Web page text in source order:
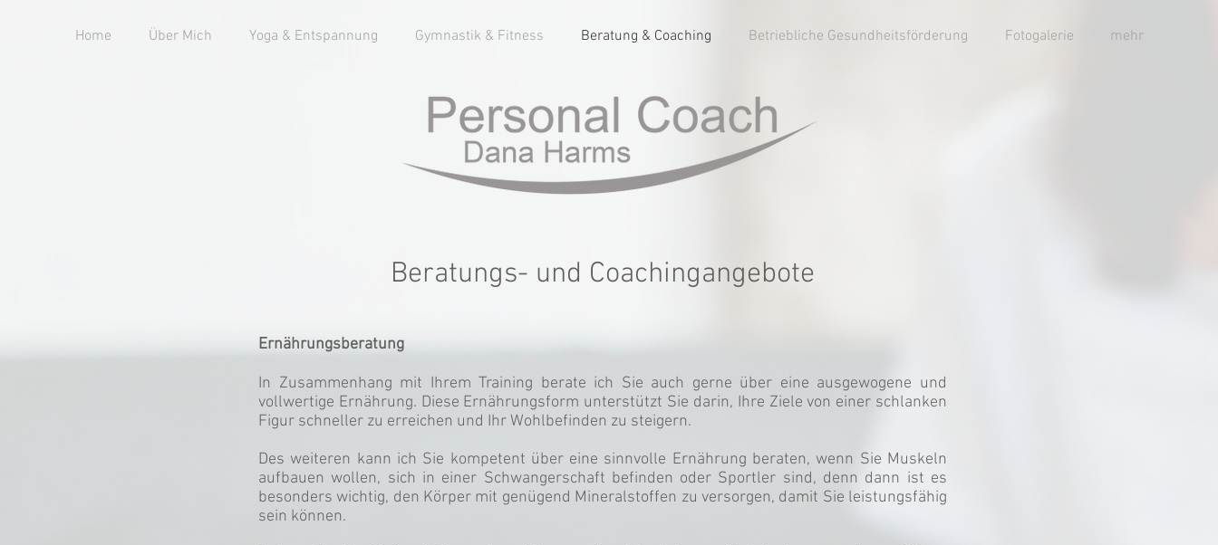
Home Über Mich Yoga & Entspannung Gymnastik & Fitness Beratung & Coaching Betriebliche Gesundheitsförderung Fotogalerie mehr
Beratungs- und Coachingangebote
Ernährungsberatung
In Zusammenhang mit Ihrem Training berate ich Sie auch gerne über eine ausgewogene und
vollwertige Ernährung. Diese Ernährungsform unterstützt Sie darin, Ihre Ziele von einer schlanken
Figur schneller zu erreichen und Ihr Wohlbefinden zu steigern.
Des weiteren kann ich Sie kompetent über eine sinnvolle Ernährung beraten, wenn Sie Muskeln
aufbauen wollen, sich in einer Schwangerschaft befinden oder Sportler sind, denn dann ist es
besonders wichtig, den Körper mit genügend Mineralstoffen zu versorgen, damit Sie leistungsfähig
sein können.